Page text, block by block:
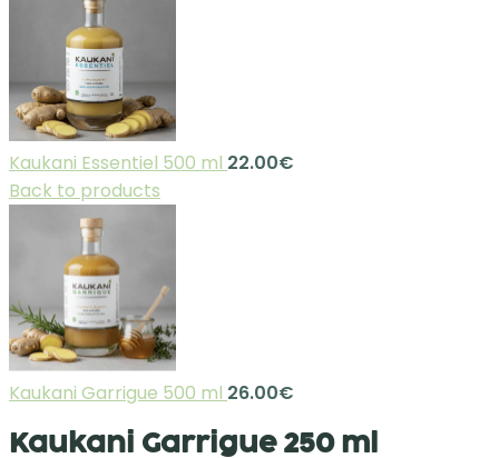
Kaukani Essentiel 500 ml 22.00€
Back to products
Kaukani Garrigue 500 ml 26.00€
Kaukani Garrigue 250 ml